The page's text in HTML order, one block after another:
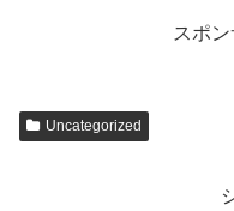
スポ
Uncategorized